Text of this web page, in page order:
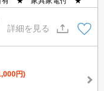
詳細を見る
円)